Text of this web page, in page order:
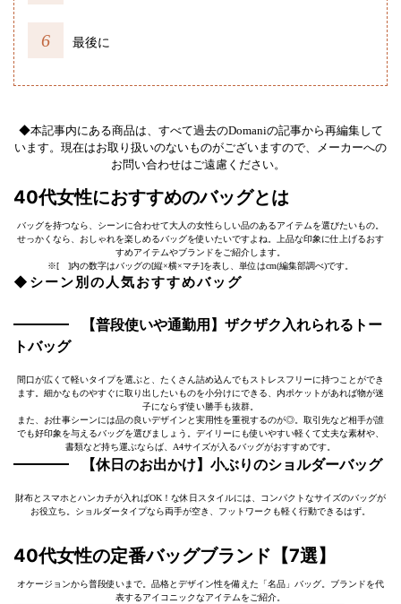
最後に
◆本記事内にある商品は、すべて過去のDomaniの記事から再編集して
います。現在はお取り扱いのないものがございますので、メーカーへの
お問い合わせはご遠慮ください。
40代女性におすすめのバッグとは
バッグを持つなら、シーンに合わせて大人の女性らしい品のあるアイテムを選びたいもの。
せっかくなら、おしゃれを楽しめるバッグを使いたいですよね。上品な印象に仕上げるおす
すめアイテムやブランドをご紹介します。
※[ ]内の数字はバッグの[縦×横×マチ]を表し、単位はcm(編集部調べ)です。
◆シーン別の人気おすすめバッグ
【普段使いや通勤用】ザクザク入れられるトー
トバッグ
間口が広くて軽いタイプを選ぶと、たくさん詰め込んでもストレスフリーに持つことができ
ます。細かなものやすぐに取り出したいものを小分けにできる、内ポケットがあれば物が迷
子にならず使い勝手も抜群。
また、お仕事シーンには品の良いデザインと実用性を重視するのが◎。取引先など相手が誰
でも好印象を与えるバッグを選びましょう。デイリーにも使いやすい軽くて丈夫な素材や、
書類など持ち運ぶならば、A4サイズが入るバッグがおすすめです。
【休日のお出かけ】小ぶりのショルダーバッグ
財布とスマホとハンカチが入ればOK！な休日スタイルには、コンパクトなサイズのバッグが
お役立ち。ショルダータイプなら両手が空き、フットワークも軽く行動できるはず。
40代女性の定番バッグブランド【7選】
オケージョンから普段使いまで。品格とデザイン性を備えた「名品」バッグ。ブランドを代
表するアイコニックなアイテムをご紹介。